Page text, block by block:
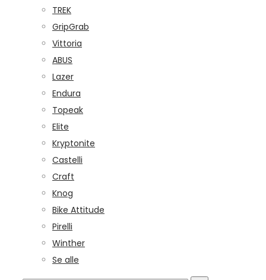
TREK
GripGrab
Vittoria
ABUS
Lazer
Endura
Topeak
Elite
Kryptonite
Castelli
Craft
Knog
Bike Attitude
Pirelli
Winther
Se alle